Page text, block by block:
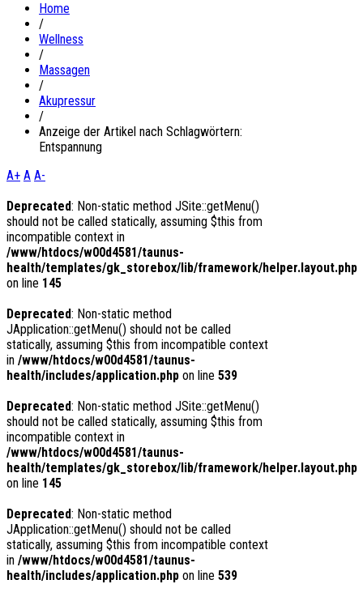
Home
/
Wellness
/
Massagen
/
Akupressur
/
Anzeige der Artikel nach Schlagwörtern:
Entspannung
A+ A A-
Deprecated: Non-static method JSite::getMenu()
should not be called statically, assuming $this from
incompatible context in
/www/htdocs/w00d4581/taunus-
health/templates/gk_storebox/lib/framework/helper.layout.php
on line 145
Deprecated: Non-static method
JApplication::getMenu() should not be called
statically, assuming $this from incompatible context
in /www/htdocs/w00d4581/taunus-
health/includes/application.php on line 539
Deprecated: Non-static method JSite::getMenu()
should not be called statically, assuming $this from
incompatible context in
/www/htdocs/w00d4581/taunus-
health/templates/gk_storebox/lib/framework/helper.layout.php
on line 145
Deprecated: Non-static method
JApplication::getMenu() should not be called
statically, assuming $this from incompatible context
in /www/htdocs/w00d4581/taunus-
health/includes/application.php on line 539